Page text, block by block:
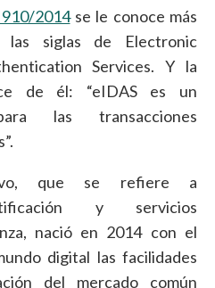
2014se le conoce más
siglas de Electronic
Services. Y la
de él: “eIDAS es un
las transacciones
que se refiere a
y servicios
nació en 2014 con el
digital las facilidades
del mercado común